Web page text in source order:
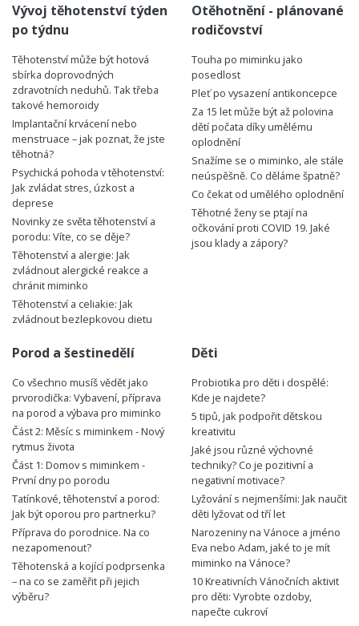
Vývoj těhotenství týden
po týdnu
Těhotenství může být hotová
sbírka doprovodných
zdravotních neduhů. Tak třeba
takové hemoroidy
Implantační krvácení nebo
menstruace – jak poznat, že jste
těhotná?
Psychická pohoda v těhotenství:
Jak zvládat stres, úzkost a
deprese
Novinky ze světa těhotenství a
porodu: Víte, co se děje?
Těhotenství a alergie: Jak
zvládnout alergické reakce a
chránit miminko
Těhotenství a celiakie: Jak
zvládnout bezlepkovou dietu
Otěhotnění - plánované
rodičovství
Touha po miminku jako
posedlost
Pleť po vysazení antikoncepce
Za 15 let může být až polovina
dětí počata díky umělému
oplodnění
Snažíme se o miminko, ale stále
neúspěšně. Co děláme špatně?
Co čekat od umělého oplodnění
Těhotné ženy se ptají na
očkování proti COVID 19. Jaké
jsou klady a zápory?
Porod a šestinedělí
Co všechno musíš vědět jako
prvorodička: Vybavení, příprava
na porod a výbava pro miminko
Část 2: Měsíc s miminkem - Nový
rytmus života
Část 1: Domov s miminkem -
První dny po porodu
Tatínkové, těhotenství a porod:
Jak být oporou pro partnerku?
Příprava do porodnice. Na co
nezapomenout?
Těhotenská a kojící podprsenka
– na co se zaměřit při jejich
výběru?
Děti
Probiotika pro děti i dospělé:
Kde je najdete?
5 tipů, jak podpořit dětskou
kreativitu
Jaké jsou různé výchovné
techniky? Co je pozitivní a
negativní motivace?
Lyžování s nejmenšími: Jak naučit
děti lyžovat od tří let
Narozeniny na Vánoce a jméno
Eva nebo Adam, jaké to je mít
miminko na Vánoce?
10 Kreativních Vánočních aktivit
pro děti: Vyrobte ozdoby,
napečte cukroví